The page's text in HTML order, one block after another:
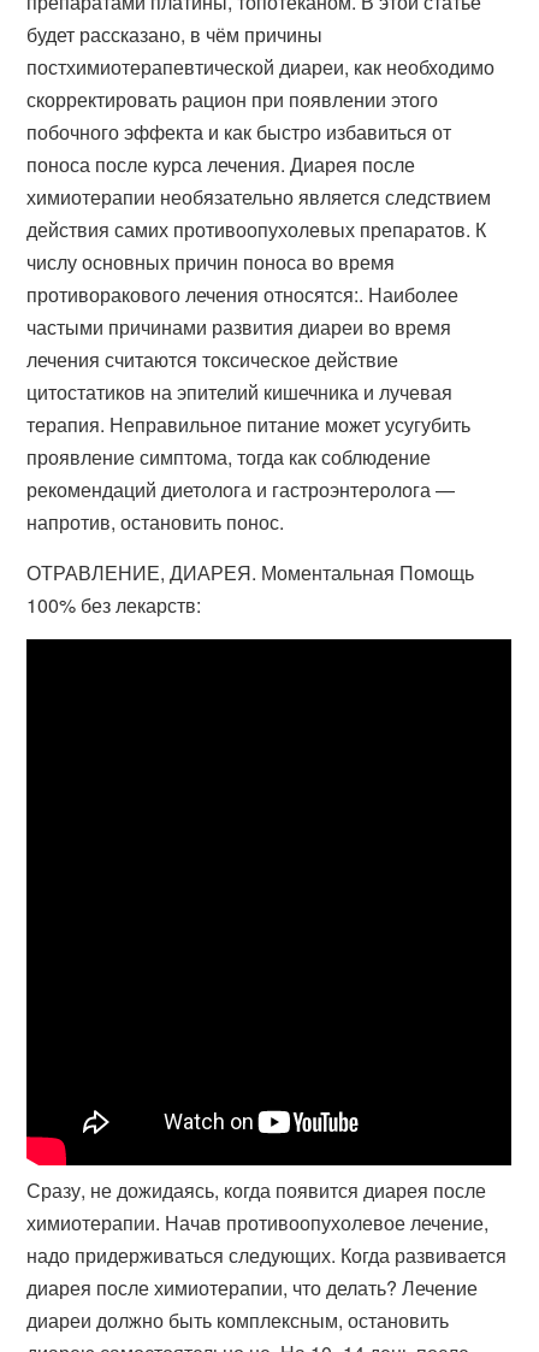
будет рассказано, в чём причины
постхимиотерапевтической диареи, как необходимо
скорректировать рацион при появлении этого
побочного эффекта и как быстро избавиться от
поноса после курса лечения. Диарея после
химиотерапии необязательно является следствием
действия самих противоопухолевых препаратов. К
числу основных причин поноса во время
противоракового лечения относятся:. Наиболее
частыми причинами развития диареи во время
лечения считаются токсическое действие
цитостатиков на эпителий кишечника и лучевая
терапия. Неправильное питание может усугубить
проявление симптома, тогда как соблюдение
рекомендаций диетолога и гастроэнтеролога —
напротив, остановить понос.
ОТРАВЛЕНИЕ, ДИАРЕЯ. Моментальная Помощь
100% без лекарств:
Сразу, не дожидаясь, когда появится диарея после
химиотерапии. Начав противоопухолевое лечение,
надо придерживаться следующих. Когда развивается
диарея после химиотерапии, что делать? Лечение
диареи должно быть комплексным, остановить